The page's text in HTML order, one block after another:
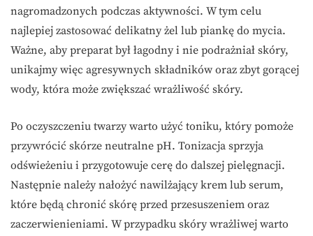
nagromadzonych podczas aktywności. W tym celu
najlepiej zastosować delikatny żel lub piankę do mycia.
Ważne, aby preparat był łagodny i nie podrażniał skóry,
unikajmy więc agresywnych składników oraz zbyt gorącej
wody, która może zwiększać wrażliwość skóry.
Po oczyszczeniu twarzy warto użyć toniku, który pomoże
przywrócić skórze neutralne pH. Tonizacja sprzyja
odświeżeniu i przygotowuje cerę do dalszej pielęgnacji.
Następnie należy nałożyć nawilżający krem lub serum,
które będą chronić skórę przed przesuszeniem oraz
zaczerwienieniami. W przypadku skóry wrażliwej warto